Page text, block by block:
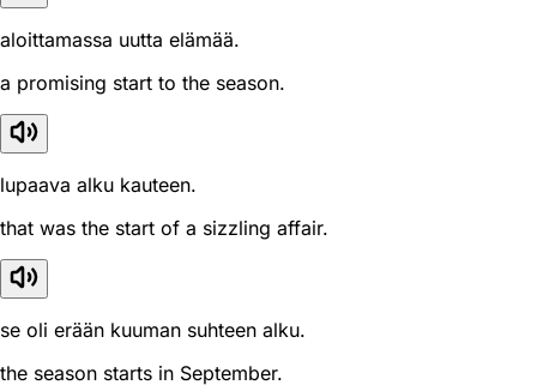
aloittamassa uutta elämää.
a promising start to the season.
lupaava alku kauteen.
that was the start of a sizzling affair.
se oli erään kuuman suhteen alku.
the season starts in September.